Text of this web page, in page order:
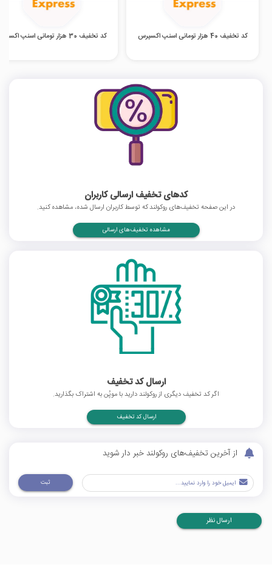
کد تخفیف 40 هزار تومانی اسنپ اکسپرس کد تخفیف 30 هزار تومانی اسنپ اکسپرس
کدهای تخفیف ارسالی کاربران
در این صفحه تخفیف‌های روکولند که توسط کاربران ارسال شده، مشاهده کنید.
مشاهده تخفیف‌های ارسالی
ارسال کد تخفیف
اگر کد تخفیف دیگری از روکولند دارید با موپُن به اشتراک بگذارید.
ارسال کد تخفیف
از آخرین تخفیف‌های روکولند خبر دار شوید
ثبت
ارسال نظر